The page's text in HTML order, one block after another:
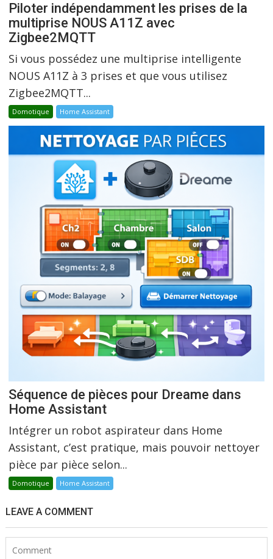
Piloter indépendamment les prises de la
multiprise NOUS A11Z avec
Zigbee2MQTT
Si vous possédez une multiprise intelligente
NOUS A11Z à 3 prises et que vous utilisez
Zigbee2MQTT...
Domotique Home Assistant
Séquence de pièces pour Dreame dans
Home Assistant
Intégrer un robot aspirateur dans Home
Assistant, c’est pratique, mais pouvoir nettoyer
pièce par pièce selon...
Domotique Home Assistant
LEAVE A COMMENT